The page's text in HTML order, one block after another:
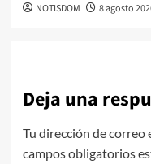
NOTISDOM 8 agosto
Deja una
Tu dirección de correo
campos obligatorios